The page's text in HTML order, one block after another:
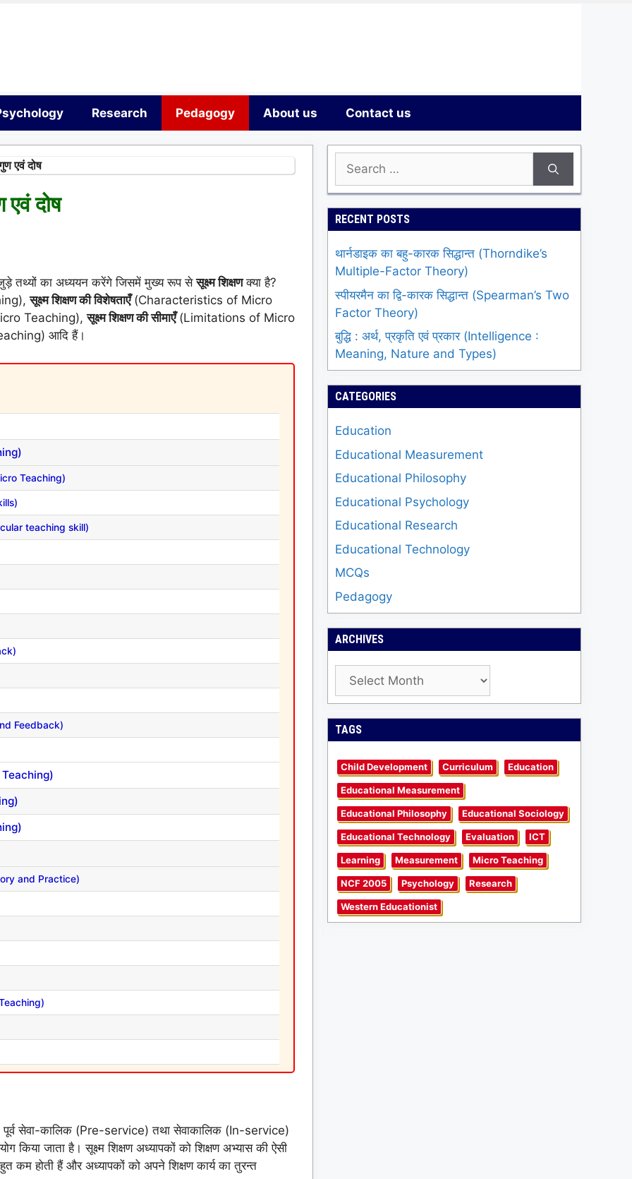
Research Pedagogy About us Contact us
एवं दोष
एवं दोष
तथ्यों का अध्ययन करेंगे जिसमें मुख्य रूप सेसूक्ष्म शिक्षणक्या है?
सूक्ष्म शिक्षण की विशेषताएँ(Characteristics of Micro
Teaching),सूक्ष्म शिक्षण की सीमाएँ(Limitations of Micro
आदि हैं।
Teaching)
teaching skill)
and Feedback)
Teaching)
and Practice)
पूर्व सेवा-कालिक (Pre-service) तथा सेवाकालिक (In-service)
किया जाता है। सूक्ष्म शिक्षण अध्यापकों को शिक्षण अभ्यास की ऐसी
कम होती हैं और अध्यापकों को अपने शिक्षण कार्य का तुरन्त
Search
for:
RECENT POSTS
थार्नडाइक का बहु-कारक सिद्धान्त (Thorndike’s
Multiple-Factor Theory)
स्पीयरमैन का द्वि-कारक सिद्धान्त (Spearman’s Two
Factor Theory)
बुद्धि : अर्थ, प्रकृति एवं प्रकार (Intelligence :
Meaning, Nature and Types)
CATEGORIES
Education
Educational Measurement
Educational Philosophy
Educational Psychology
Educational Research
Educational Technology
MCQs
Pedagogy
ARCHIVES
Archives
TAGS
Child Development Curriculum Education
Educational Measurement
Educational Philosophy Educational Sociology
Educational Technology Evaluation ICT
Learning Measurement Micro Teaching
NCF 2005 Psychology Research
Western Educationist